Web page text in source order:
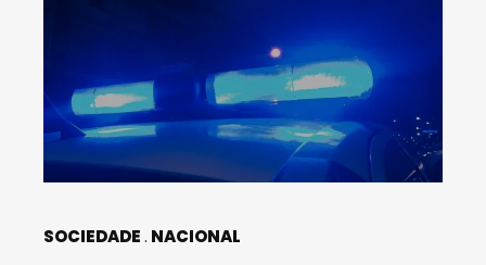
SOCIEDADE NACIONAL